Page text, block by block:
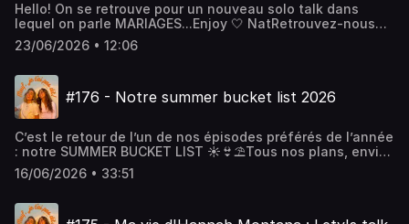
: @meufjetaipasdit @letycja_k
@natalia.ptkhttps://www.tiktok.com/@letycja_khttps://
:
@NataliaOliviaPtkhttps://www.youtube.com/
Hello! On se retrouve pour un nouveau solo talk dans
lequel on parle MARIAGES...Enjoy 🤍 NatRetrouvez-nous
sur Instagram : @meufjetaipasdit @letycja_k
@natalia.ptkhttps://www.instagram.com/
@natalia.ptkhttps://www.tiktok.com/@letycja_khttps://
:
@NataliaOliviaPtkhttps://www.youtube.com/
23/06/2026 • 12:06
#176 - Notre summer bucket list 2026
C’est le retour de l’un de nos épisodes préférés de l’année
: notre SUMMER BUCKET LIST ☀️👙⛱️Tous nos plans, envies
et objectifs pour cet été sont au programme. Et vous, qu’y
a-t-il sur votre liste ? 🌊On attend vos idées en DM!
@meufjetaipasdit @letycja_k
16/06/2026 • 33:51